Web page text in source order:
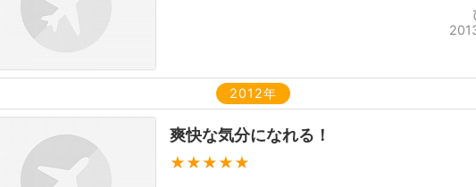
2012年
爽快な気分になれる！
★★★★★